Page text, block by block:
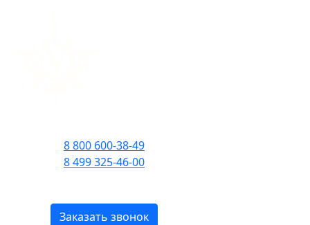
8 800 600-38-49
8 499 325-46-00
Заказать звонок